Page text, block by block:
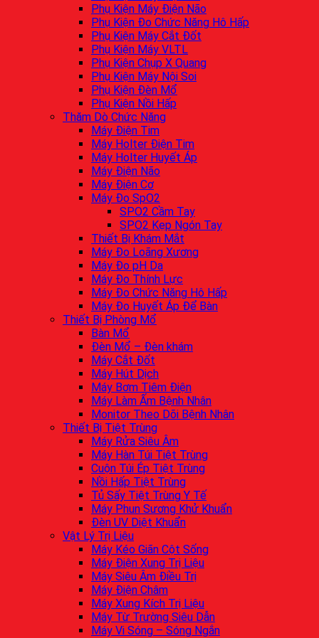
Phụ Kiện Máy Điện Não
Phụ Kiện Đo Chức Năng Hô Hấp
Phụ Kiện Máy Cắt Đốt
Phụ Kiện Máy VLTL
Phụ Kiện Chụp X Quang
Phụ Kiện Máy Nội Soi
Phụ Kiện Đèn Mổ
Phụ Kiện Nồi Hấp
Thăm Dò Chức Năng
Máy Điện Tim
Máy Holter Điện Tim
Máy Holter Huyết Áp
Máy Điện Não
Máy Điện Cơ
Máy Đo SpO2
SPO2 Cầm Tay
SPO2 Kẹp Ngón Tay
Thiết Bị Khám Mắt
Máy Đo Loãng Xương
Máy Đo pH Da
Máy Đo Thính Lực
Máy Đo Chức Năng Hô Hấp
Máy Đo Huyết Áp Để Bàn
Thiết Bị Phòng Mổ
Bàn Mổ
Đèn Mổ – Đèn khám
Máy Cắt Đốt
Máy Hút Dịch
Máy Bơm Tiêm Điện
Máy Làm Ấm Bệnh Nhân
Monitor Theo Dõi Bệnh Nhân
Thiết Bị Tiệt Trùng
Máy Rửa Siêu Âm
Máy Hàn Túi Tiệt Trùng
Cuộn Túi Ép Tiệt Trùng
Nồi Hấp Tiệt Trùng
Tủ Sấy Tiệt Trùng Y Tế
Máy Phun Sương Khử Khuẩn
Đèn UV Diệt Khuẩn
Vật Lý Trị Liệu
Máy Kéo Giãn Cột Sống
Máy Điện Xung Trị Liệu
Máy Siêu Âm Điều Trị
Máy Điện Châm
Máy Xung Kích Trị Liệu
Máy Từ Trường Siêu Dẫn
Máy Vi Sóng – Sóng Ngắn